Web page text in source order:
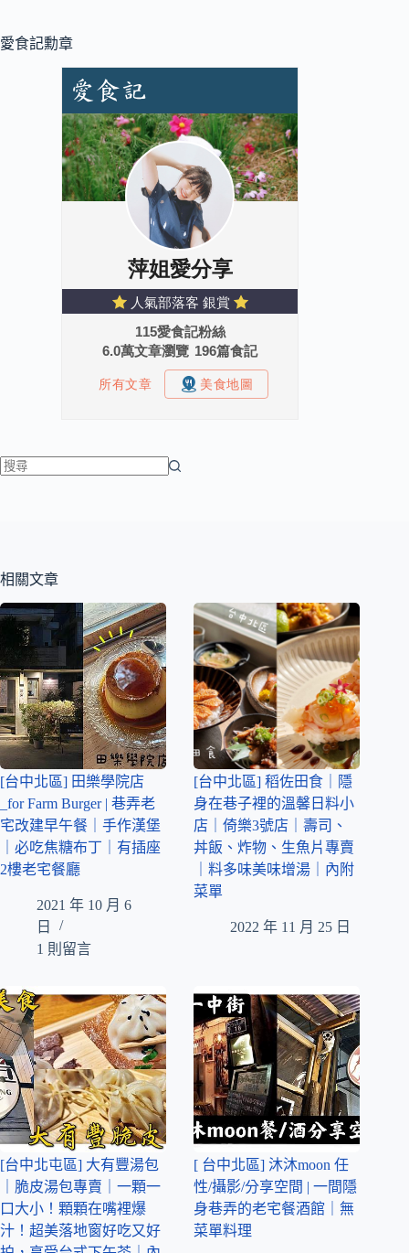
愛食記勳章
相關文章
[台中北區] 田樂學院店
_for Farm Burger | 巷弄老
宅改建早午餐｜手作漢堡
｜必吃焦糖布丁｜有插座
2樓老宅餐廳
2021 年 10 月 6
日
1 則留言
[台中北區] 稻佐田食｜隱
身在巷子裡的溫馨日料小
店｜倚樂3號店｜壽司、
丼飯、炸物、生魚片專賣
｜料多味美味增湯｜內附
菜單
2022 年 11 月 25 日
[台中北屯區] 大有豐湯包
｜脆皮湯包專賣｜一顆一
口大小！顆顆在嘴裡爆
汁！超美落地窗好吃又好
[ 台中北區] 沐沐moon 任
性/攝影/分享空間 | 一間隱
身巷弄的老宅餐酒館｜無
菜單料理